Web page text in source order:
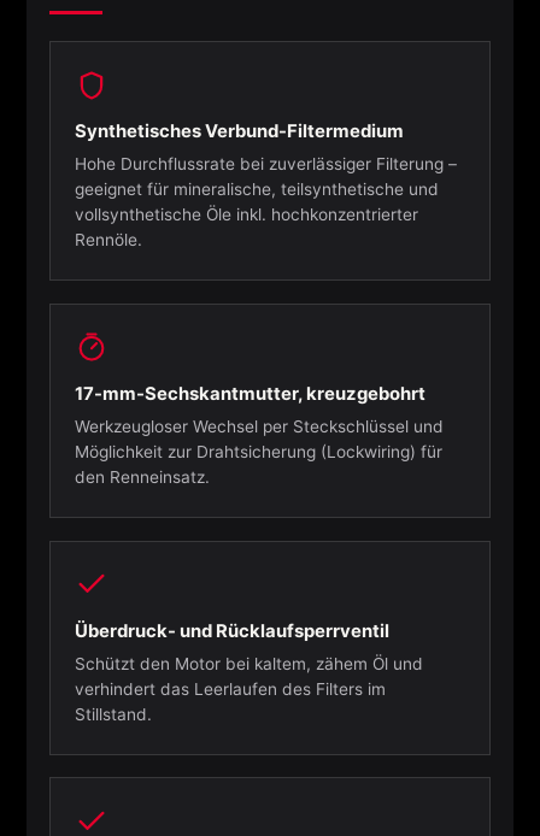
Synthetisches Verbund-Filtermedium
Hohe Durchflussrate bei zuverlässiger Filterung –
geeignet für mineralische, teilsynthetische und
vollsynthetische Öle inkl. hochkonzentrierter
Rennöle.
17-mm-Sechskantmutter, kreuzgebohrt
Werkzeugloser Wechsel per Steckschlüssel und
Möglichkeit zur Drahtsicherung (Lockwiring) für
den Renneinsatz.
Überdruck- und Rücklaufsperrventil
Schützt den Motor bei kaltem, zähem Öl und
verhindert das Leerlaufen des Filters im
Stillstand.